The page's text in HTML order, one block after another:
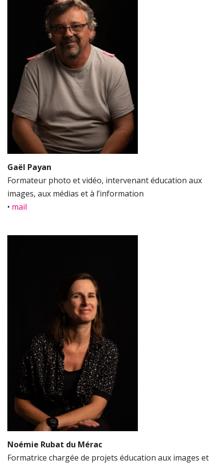
Gaël Payan
Formateur photo et vidéo, intervenant éducation aux
images, aux médias et à l’information
• mail
Noémie Rubat du Mérac
Formatrice chargée de projets éducation aux images et